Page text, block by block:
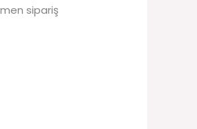
sipariş